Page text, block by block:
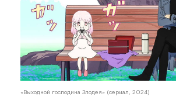
«Выходной господина Злодея» (сериал, 2024)